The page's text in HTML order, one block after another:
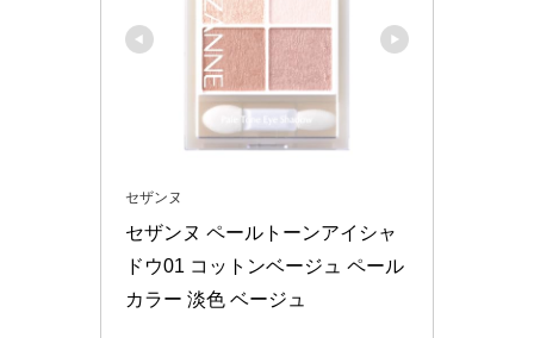
セザンヌ
セザンヌ ペールトーンアイシャ
ドウ01 コットンベージュ ペール
カラー 淡色 ベージュ